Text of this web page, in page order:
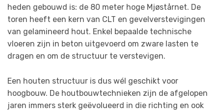
heden gebouwd is: de 80 meter hoge Mjøstårnet. De
toren heeft een kern van CLT en gevelverstevigingen
van gelamineerd hout. Enkel bepaalde technische
vloeren zijn in beton uitgevoerd om zware lasten te
dragen en om de structuur te verstevigen.
Een houten structuur is dus wél geschikt voor
hoogbouw. De houtbouwtechnieken zijn de afgelopen
jaren immers sterk geëvolueerd in die richting en ook